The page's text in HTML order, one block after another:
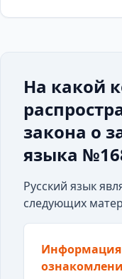
На какой
закона о
языка
Русский язык
следующих
Информация